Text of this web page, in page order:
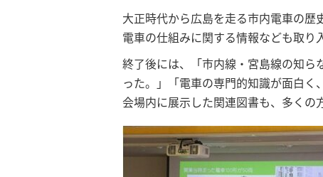
大正時代から広島を走る市内電車の歴
電車の仕組みに関する情報なども取り
終了後には、「市内線・宮島線の知ら
った。」「電車の専門的知識が面白く
会場内に展示した関連図書も、多くの